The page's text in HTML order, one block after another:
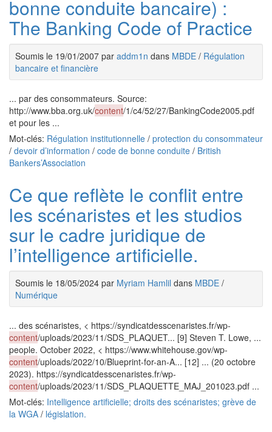
bonne conduite bancaire) :
The Banking Code of Practice
Soumis le 19/01/2007 par addm1n dans MBDE / Régulation
bancaire et financière
... par des consommateurs. Source:
http://www.bba.org.uk/content/1/c4/52/27/BankingCode2005.pdf
et pour les ...
Mot-clés: Régulation institutionnelle / protection du consommateur
/ devoir d’information / code de bonne conduite / British
Bankers’Association
Ce que reflète le conflit entre
les scénaristes et les studios
sur le cadre juridique de
l’intelligence artificielle.
Soumis le 18/05/2024 par Myriam Hamlil dans MBDE /
Numérique
... des scénaristes, < https://syndicatdesscenaristes.fr/wp-
content/uploads/2023/11/SDS_PLAQUET... [9] Steven T. Lowe, ...
people. October 2022, < https://www.whitehouse.gov/wp-
content/uploads/2022/10/Blueprint-for-an-A... [12] ... (20 octobre
2023). https://syndicatdesscenaristes.fr/wp-
content/uploads/2023/11/SDS_PLAQUETTE_MAJ_201023.pdf ...
Mot-clés: Intelligence artificielle; droits des scénaristes; grève de
la WGA / législation.